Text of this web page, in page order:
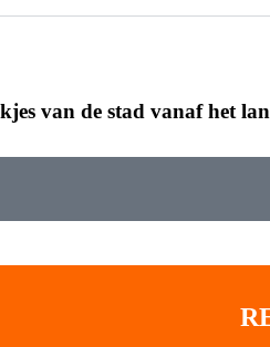
van de stad vanaf het